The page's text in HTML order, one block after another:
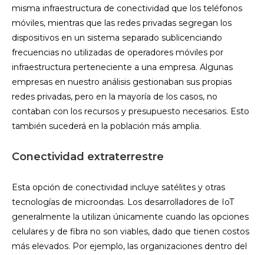
misma infraestructura de conectividad que los teléfonos
móviles, mientras que las redes privadas segregan los
dispositivos en un sistema separado sublicenciando
frecuencias no utilizadas de operadores móviles por
infraestructura perteneciente a una empresa. Algunas
empresas en nuestro análisis gestionaban sus propias
redes privadas, pero en la mayoría de los casos, no
contaban con los recursos y presupuesto necesarios. Esto
también sucederá en la población más amplia.
Conectividad extraterrestre
Esta opción de conectividad incluye satélites y otras
tecnologías de microondas. Los desarrolladores de IoT
generalmente la utilizan únicamente cuando las opciones
celulares y de fibra no son viables, dado que tienen costos
más elevados. Por ejemplo, las organizaciones dentro del